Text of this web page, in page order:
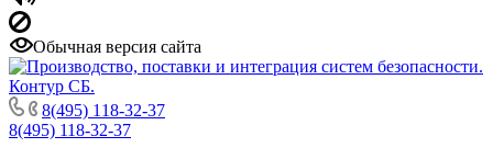
Обычная версия сайта
8(495) 118-32-37
8(495) 118-32-37